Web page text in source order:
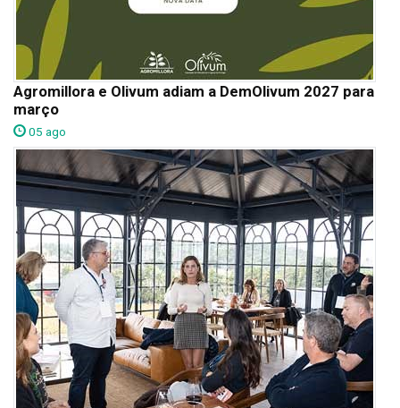
Agromillora e Olivum adiam a DemOlivum 2027 para
março
05 ago